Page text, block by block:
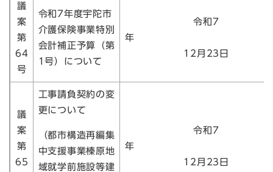
議
案
第
64
号
令和7年度宇陀市
介護保険事業特別
会計補正予算（第
1号）について
令和7
12月23日
議
案
第
65
工事請負契約の変
更について
（都市構造再編集
中支援事業榛原地
域就学前施設等建
令和7
12月23日